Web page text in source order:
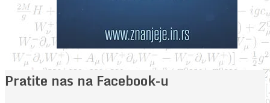
Pratite nas na Facebook-u